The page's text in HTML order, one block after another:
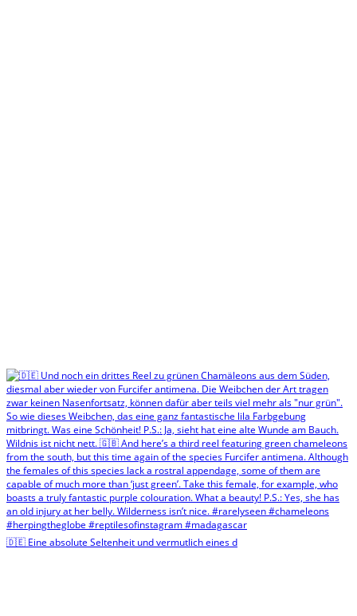
🇩🇪 Eine absolute Seltenheit und vermutlich eines d